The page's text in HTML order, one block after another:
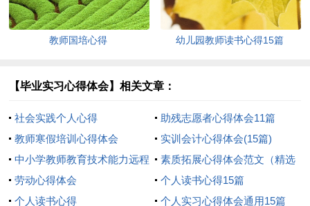
教师国培心得 幼儿园教师读书心得15篇
【毕业实习心得体会】相关文章：
社会实践个人心得
助残志愿者心得体会11篇
教师寒假培训心得体会
实训会计心得体会(15篇)
中小学教师教育技术能力远程
培训心得体会
素质拓展心得体会范文（精选
5篇）
劳动心得体会
个人读书心得15篇
个人读书心得
个人实习心得体会通用15篇